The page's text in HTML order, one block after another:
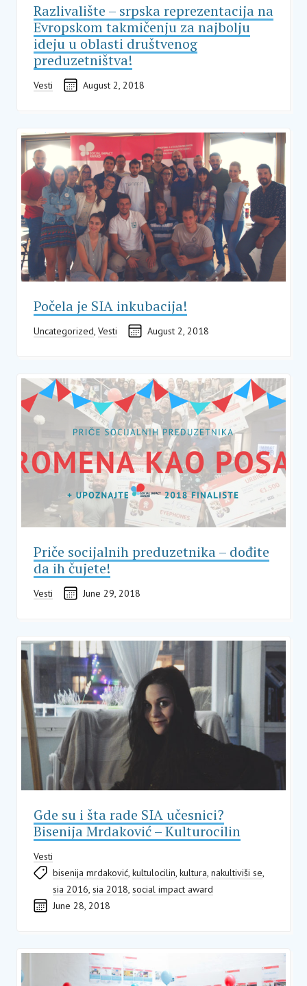
Razlivalište – srpska reprezentacija na
Evropskom takmičenju za najbolju
ideju u oblasti društvenog
preduzetništva!
Vesti August 2, 2018
Počela je SIA inkubacija!
Uncategorized, Vesti August 2, 2018
Priče socijalnih preduzetnika – dođite
da ih čujete!
Vesti June 29, 2018
Gde su i šta rade SIA učesnici?
Bisenija Mrdaković – Kulturocilin
Vesti
bisenija mrdaković kultulocilin kultura nakultiviši se
sia 2016 sia 2018 social impact award
June 28, 2018